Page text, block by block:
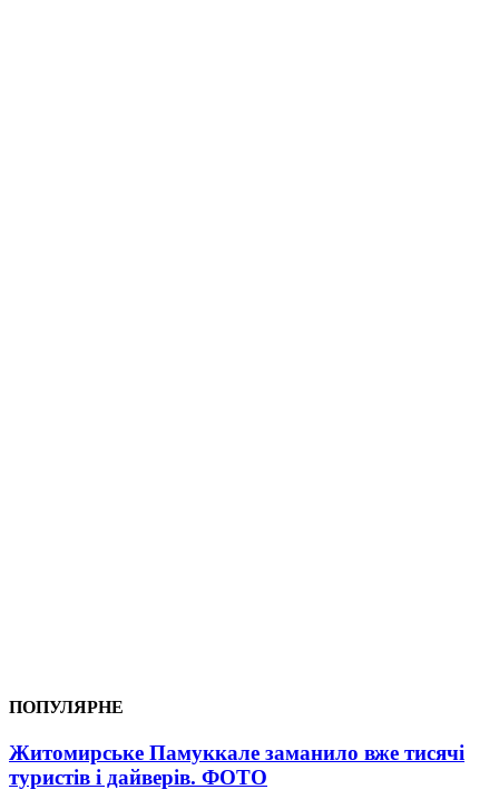
ПОПУЛЯРНЕ
Житомирське Памуккале заманило вже тисячі
туристів і дайверів. ФОТО